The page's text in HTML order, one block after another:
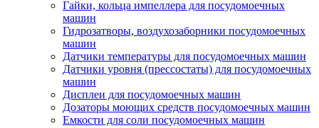
Гайки, кольца импеллера для посудомоечных
машин
Гидрозатворы, воздухозаборники посудомоечных
машин
Датчики температуры для посудомоечных машин
Датчики уровня (прессостаты) для посудомоечных
машин
Дисплеи для посудомоечных машин
Дозаторы моющих средств посудомоечных машин
Емкости для соли посудомоечных машин